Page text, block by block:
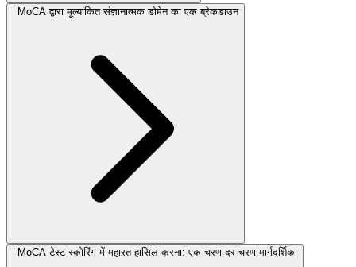
MoCA द्वारा मूल्यांकित संज्ञानात्मक डोमेन का एक ब्रेकडाउन
MoCA टेस्ट स्कोरिंग में महारत हासिल करना: एक चरण-दर-चरण मार्गदर्शिका